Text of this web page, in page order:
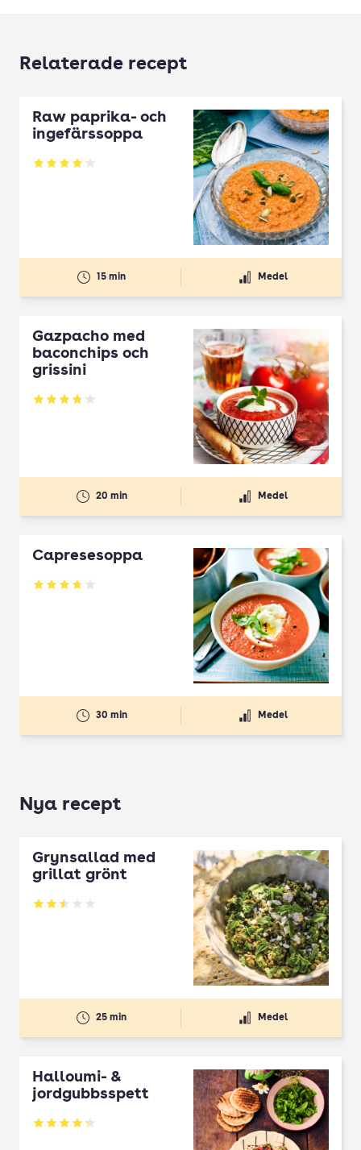
Relaterade recept
Raw paprika- och
ingefärssoppa
Betyg: 4.11 av 5
15 min Medel
Gazpacho med
baconchips och
grissini
Betyg: 3.81 av 5
20 min Medel
Capresesoppa
Betyg: 3.71 av 5
30 min Medel
Nya recept
Grynsallad med
grillat grönt
Betyg: 2.5 av 5
25 min Medel
Halloumi- &
jordgubbsspett
Betyg: 4.3 av 5